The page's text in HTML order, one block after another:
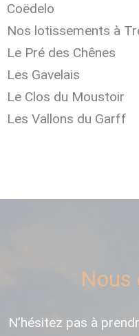
Coëdelo
Nos lotissements à
Le Pré des Chênes
Les Gavelais
Le Clos du Moustoir
Les Vallons du Garff
Nous
N’hésitez pas à